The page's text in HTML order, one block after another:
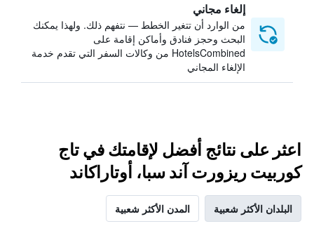
إلغاء مجاني
من الوارد أن تتغير الخطط — نتفهم ذلك. ولهذا يمكنك
البحث وحجز فنادق وأماكن إقامة على
HotelsCombined من وكالات السفر التي تقدم خدمة
الإلغاء المجاني
اعثر على نتائج أفضل لإقامتك في تاج
كوربيت ريزورت آند سبا، أوتاراكاند
البلدان الأكثر شعبية المدن الأكثر شعبية